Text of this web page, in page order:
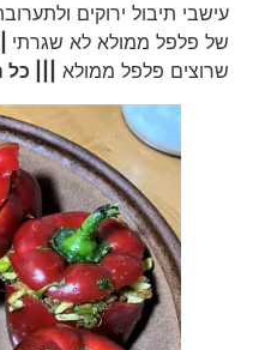
עישבי תיבול ירוקים ולתערובת
של פלפל ממולא לא שגרתי|||
שרוצים פלפל ממולא||| כל